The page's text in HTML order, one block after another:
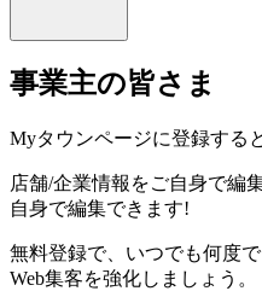
事業主の皆さま
Myタウンページに登録する
店舗/企業情報をご自身で編
自身で編集できます!
無料登録で、いつでも何度
Web集客を強化しましょう。